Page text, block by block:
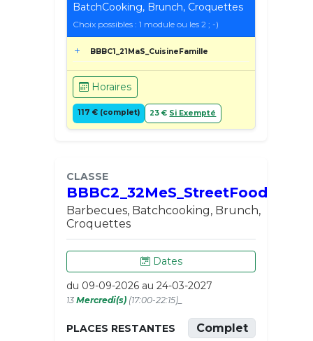
BatchCooking, Brunch, Croquettes
Choix possibles : 1 module ou les 2 ; -)
BBBC1_21MaS_CuisineFamille
Horaires
117 € (complet) 23 € Si Exempté
CLASSE
BBBC2_32MeS_StreetFood
Barbecues, Batchcooking, Brunch,
Croquettes
Dates
du 09-09-2026 au 24-03-2027
13 Mercredi(s) (17:00-22:15)_
PLACES RESTANTES Complet